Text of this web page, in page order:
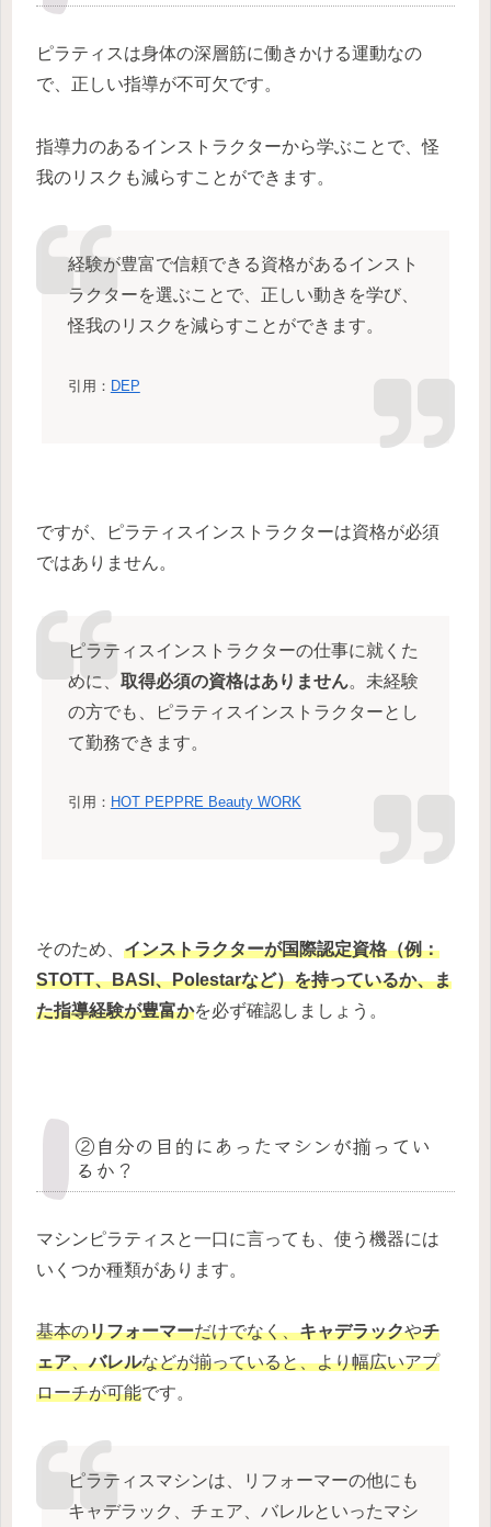
ピラティスは身体の深層筋に働きかける運動なの
で、正しい指導が不可欠です。
指導力のあるインストラクターから学ぶことで、怪
我のリスクも減らすことができます。
経験が豊富で信頼できる資格があるインスト
ラクターを選ぶことで、正しい動きを学び、
怪我のリスクを減らすことができます。
引用： DEP
ですが、ピラティスインストラクターは資格が必須
ではありません。
ピラティスインストラクターの仕事に就くた
めに、 取得必須の資格はありません。未経験
の方でも、ピラティスインストラクターとし
て勤務できます。
引用： HOT PEPPRE Beauty WORK
そのため、 インストラクターが国際認定資格（例：
STOTT、BASI、Polestarなど）を持っているか、ま
た指導経験が豊富かを必ず確認しましょう。
②自分の目的にあったマシンが揃ってい
るか？
マシンピラティスと一口に言っても、使う機器には
いくつか種類があります。
基本のリフォーマーだけでなく、キャデラックやチ
ェア、バレルなどが揃っていると、より幅広いアプ
ローチが可能です。
ピラティスマシンは、リフォーマーの他にも
キャデラック、チェア、バレルといったマシ